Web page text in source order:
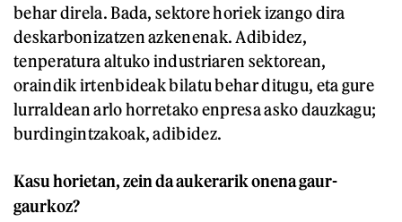
behar direla. Bada, sektore horiek izango dira
deskarbonizatzen azkenenak. Adibidez,
tenperatura altuko industriaren sektorean,
oraindik irtenbideak bilatu behar ditugu, eta gure
lurraldean arlo horretako enpresa asko dauzkagu;
burdingintzakoak, adibidez.
Kasu horietan, zein da aukerarik onena gaur-
gaurkoz?